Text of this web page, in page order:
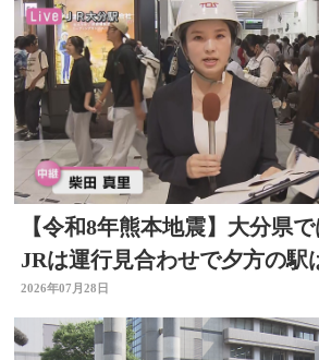
【令和8年熊本地震】大分県
JRは運行見合わせで夕方の駅
2026年07月28日